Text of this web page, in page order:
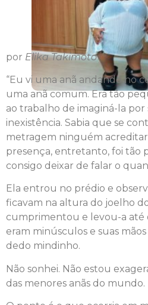
por Elika Takimoto
“Eu vi uma anã andando no
uma anã comum. Era tão
ao trabalho de imaginá-la por
inexistência. Sabia que se
metragem ninguém
presença, entretanto, foi tão
consigo deixar de falar o
Ela entrou no prédio e
ficavam na altura do joelho
cumprimentou e levou-a até
eram minúsculos e suas
dedo mindinho.
Não sonhei. Não estou
das menores anãs do mundo.